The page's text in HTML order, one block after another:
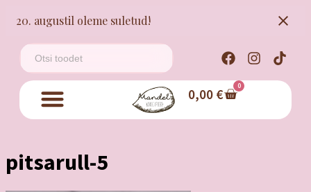
20. augustil oleme suletud!
0,00 € 0
pitsarull-5